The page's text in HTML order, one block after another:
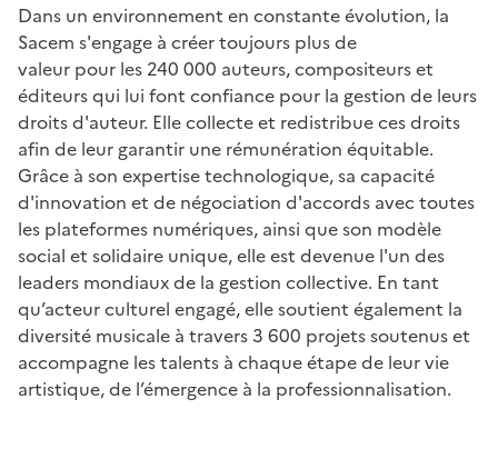
Dans un environnement en constante évolution, la
Sacem s'engage à créer toujours plus de
valeur pour les 240 000 auteurs, compositeurs et
éditeurs qui lui font confiance pour la gestion de leurs
droits d'auteur. Elle collecte et redistribue ces droits
afin de leur garantir une rémunération équitable.
Grâce à son expertise technologique, sa capacité
d'innovation et de négociation d'accords avec toutes
les plateformes numériques, ainsi que son modèle
social et solidaire unique, elle est devenue l'un des
leaders mondiaux de la gestion collective. En tant
qu’acteur culturel engagé, elle soutient également la
diversité musicale à travers 3 600 projets soutenus et
accompagne les talents à chaque étape de leur vie
artistique, de l’émergence à la professionnalisation.